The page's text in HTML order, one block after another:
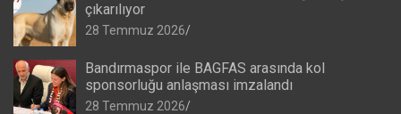
çıkarılıyor
28 Temmuz 2026
Bandırmaspor ile BAGFAS arasında kol
sponsorluğu anlaşması imzalandı
28 Temmuz 2026